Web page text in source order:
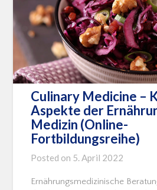
Culinary Medicine –
Aspekte der
Medizin (Online-
Fortbildungsreihe)
Posted on 5. April 2022
Ernährungsmedizinische